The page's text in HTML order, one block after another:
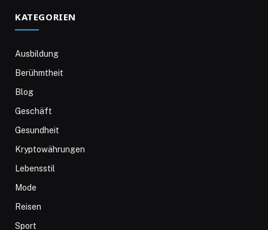
KATEGORIEN
Ausbildung
Berühmtheit
Blog
Geschäft
Gesundheit
Kryptowährungen
Lebensstil
Mode
Reisen
Sport